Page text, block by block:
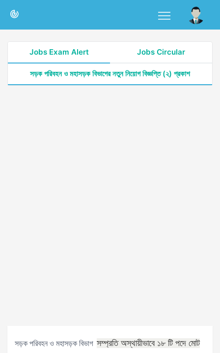
Jobs Exam Alert Jobs Circular
সড়ক পরিবহন ও মহাসড়ক বিভাগের নতুন নিয়োগ বিজ্ঞপ্তি (২) প্রকাশ
সড়ক পরিবহন ও মহাসড়ক বিভাগ সম্প্রতি অস্থায়ীভাবে ১৮ টি পদে মোট